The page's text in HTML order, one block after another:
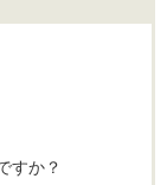
すか？